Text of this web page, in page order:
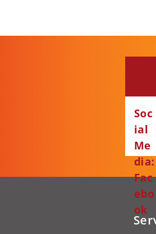
Soc
ial
Me
dia:
Fac
ebo
ok